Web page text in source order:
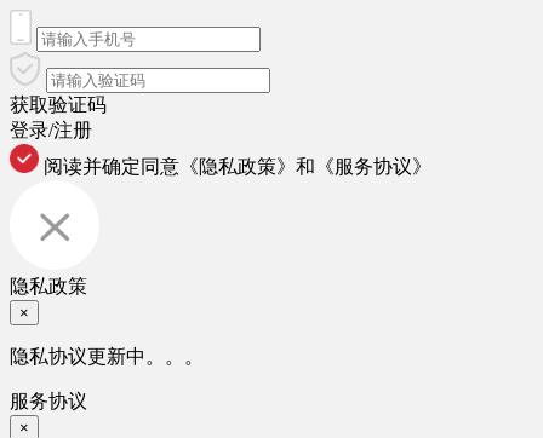
获取验证码
登录/注册
阅读并确定同意 《隐私政策》 和 《服务协议》
隐私政策
×
隐私协议更新中。。。
服务协议
×